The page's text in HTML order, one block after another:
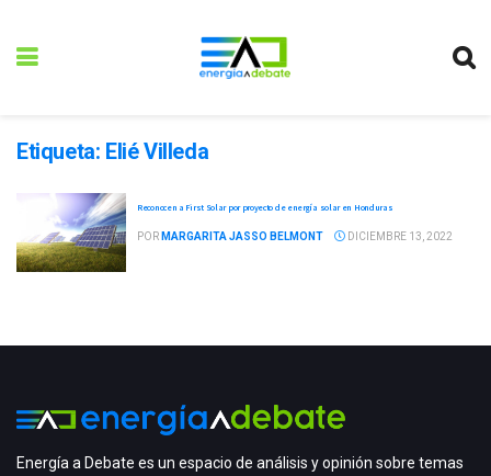
Etiqueta: Elié Villeda
Reconocen a First Solar por proyecto de energía solar en Honduras
POR MARGARITA JASSO BELMONT DICIEMBRE 13, 2022
Energía a Debate es un espacio de análisis y opinión sobre temas